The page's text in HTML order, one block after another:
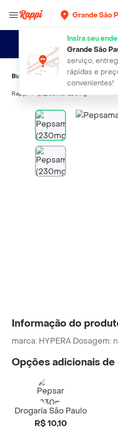
Grande São
Insira seu
Grande São
serviço,
rápidas e
convenientes!
Buscas relacionadas:Antiácidos,
Rappi pepsamar 230mg
Informação do
marca: HYPERA Dosagem:
Opções adicionais
Drogaria São Paulo
R$ 10,10